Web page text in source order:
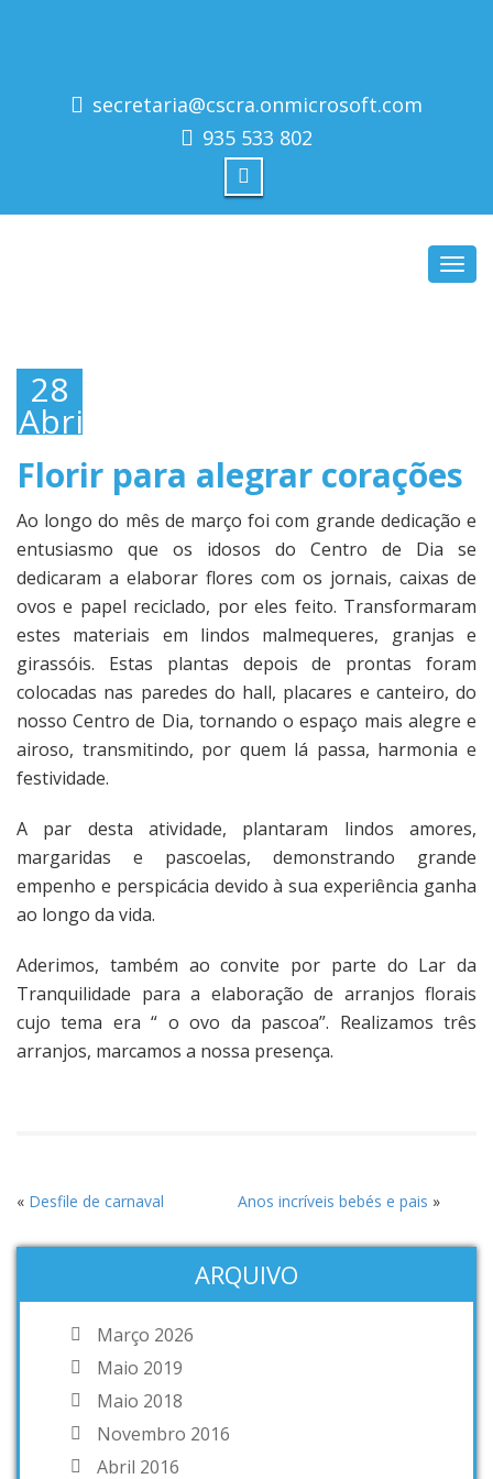
secretaria@cscra.onmicrosoft.com
935 533 802
28
Abril,
2016
Florir para alegrar corações
Ao longo do mês de março foi com grande dedicação e
entusiasmo que os idosos do Centro de Dia se
dedicaram a elaborar flores com os jornais, caixas de
ovos e papel reciclado, por eles feito. Transformaram
estes materiais em lindos malmequeres, granjas e
girassóis. Estas plantas depois de prontas foram
colocadas nas paredes do hall, placares e canteiro, do
nosso Centro de Dia, tornando o espaço mais alegre e
airoso, transmitindo, por quem lá passa, harmonia e
festividade.
A par desta atividade, plantaram lindos amores,
margaridas e pascoelas, demonstrando grande
empenho e perspicácia devido à sua experiência ganha
ao longo da vida.
Aderimos, também ao convite por parte do Lar da
Tranquilidade para a elaboração de arranjos florais
cujo tema era “ o ovo da pascoa”. Realizamos três
arranjos, marcamos a nossa presença.
« Desfile de carnaval Anos incríveis bebés e pais »
ARQUIVO
Março 2026
Maio 2019
Maio 2018
Novembro 2016
Abril 2016